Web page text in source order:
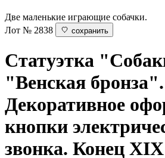
Две маленькие играющие собачки.
Лот № 2838
сохранить
Статуэтка
"Венская бронза".
Декоративное
кнопки
звонка. Конец